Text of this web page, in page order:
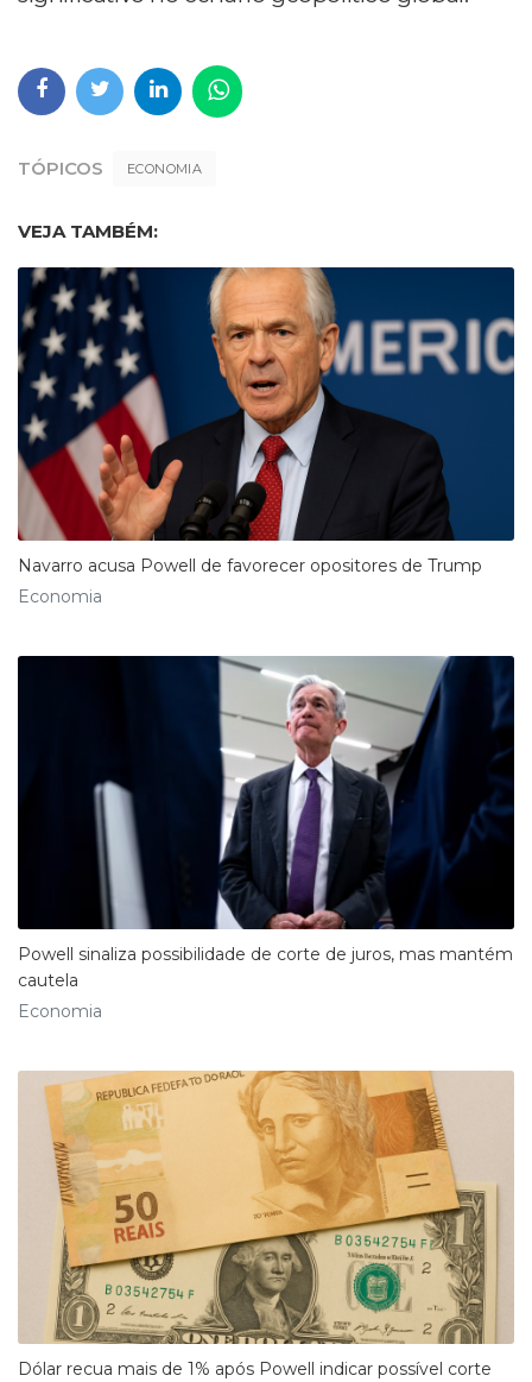
TÓPICOS ECONOMIA
VEJA TAMBÉM:
Navarro acusa Powell de favorecer opositores de Trump
Economia
Powell sinaliza possibilidade de corte de juros, mas mantém
cautela
Economia
Dólar recua mais de 1% após Powell indicar possível corte